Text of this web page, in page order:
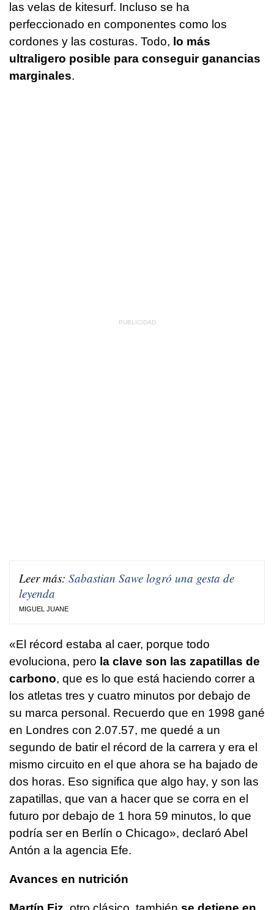
las velas de kitesurf. Incluso se ha
perfeccionado en componentes como los
cordones y las costuras. Todo, lo más
ultraligero posible para conseguir ganancias
marginales.
Leer más: Sabastian Sawe logró una gesta de
leyenda
MIGUEL JUANE
«El récord estaba al caer, porque todo
evoluciona, pero la clave son las zapatillas de
carbono, que es lo que está haciendo correr a
los atletas tres y cuatro minutos por debajo de
su marca personal. Recuerdo que en 1998 gané
en Londres con 2.07.57, me quedé a un
segundo de batir el récord de la carrera y era el
mismo circuito en el que ahora se ha bajado de
dos horas. Eso significa que algo hay, y son las
zapatillas, que van a hacer que se corra en el
futuro por debajo de 1 hora 59 minutos, lo que
podría ser en Berlín o Chicago», declaró Abel
Antón a la agencia Efe.
Avances en nutrición